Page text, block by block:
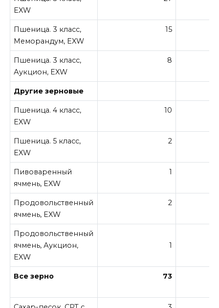
EXW
Пшеница. 3 класс,
Меморандум, EXW
15
Пшеница. 3 класс,
Аукцион, EXW
8
Другие зерновые
Пшеница. 4 класс,
EXW
10
Пшеница. 5 класс,
EXW
2
Пивоваренный
ячмень, EXW
1
Продовольственный
ячмень, EXW
2
Продовольственный
ячмень, Аукцион,
EXW
1
Все зерно 73